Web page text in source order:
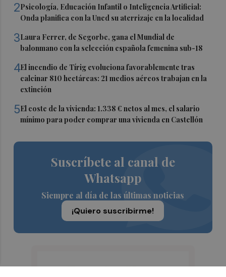
2Psicología, Educación Infantil o Inteligencia Artificial:
Onda planifica con la Uned su aterrizaje en la localidad
3Laura Ferrer, de Segorbe, gana el Mundial de
balonmano con la selección española femenina sub-18
4El incendio de Tírig evoluciona favorablemente tras
calcinar 810 hectáreas: 21 medios aéreos trabajan en la
extinción
5El coste de la vivienda: 1.338 € netos al mes, el salario
mínimo para poder comprar una vivienda en Castellón
Suscríbete al canal de
Whatsapp
Siempre al día de las últimas noticias
¡Quiero suscribirme!